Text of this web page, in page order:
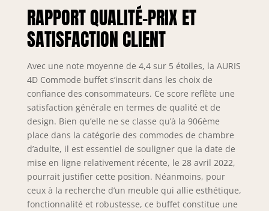
RAPPORT QUALITÉ-PRIX ET
SATISFACTION CLIENT
Avec une note moyenne de 4,4 sur 5 étoiles, la AURIS
4D Commode buffet s’inscrit dans les choix de
confiance des consommateurs. Ce score reflète une
satisfaction générale en termes de qualité et de
design. Bien qu’elle ne se classe qu’à la 906ème
place dans la catégorie des commodes de chambre
d’adulte, il est essentiel de souligner que la date de
mise en ligne relativement récente, le 28 avril 2022,
pourrait justifier cette position. Néanmoins, pour
ceux à la recherche d’un meuble qui allie esthétique,
fonctionnalité et robustesse, ce buffet constitue une